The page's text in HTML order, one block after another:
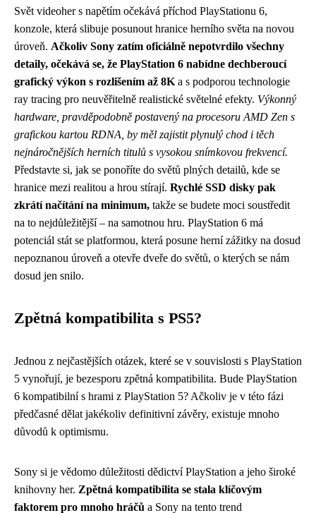
Svět videoher s napětím očekává příchod PlayStationu 6,
konzole, která slibuje posunout hranice herního světa na novou
úroveň. Ačkoliv Sony zatím oficiálně nepotvrdilo všechny
detaily, očekává se, že PlayStation 6 nabídne dechberoucí
grafický výkon s rozlišením až 8K a s podporou technologie
ray tracing pro neuvěřitelně realistické světelné efekty. Výkonný
hardware, pravděpodobně postavený na procesoru AMD Zen s
grafickou kartou RDNA, by měl zajistit plynulý chod i těch
nejnáročnějších herních titulů s vysokou snímkovou frekvencí.
Představte si, jak se ponoříte do světů plných detailů, kde se
hranice mezi realitou a hrou stírají. Rychlé SSD disky pak
zkrátí načítání na minimum, takže se budete moci soustředit
na to nejdůležitější – na samotnou hru. PlayStation 6 má
potenciál stát se platformou, která posune herní zážitky na dosud
nepoznanou úroveň a otevře dveře do světů, o kterých se nám
dosud jen snilo.
Zpětná kompatibilita s PS5?
Jednou z nejčastějších otázek, které se v souvislosti s PlayStation
5 vynořují, je bezesporu zpětná kompatibilita. Bude PlayStation
6 kompatibilní s hrami z PlayStation 5? Ačkoliv je v této fázi
předčasné dělat jakékoliv definitivní závěry, existuje mnoho
důvodů k optimismu.
Sony si je vědomo důležitosti dědictví PlayStation a jeho široké
knihovny her. Zpětná kompatibilita se stala klíčovým
faktorem pro mnoho hráčů a Sony na tento trend